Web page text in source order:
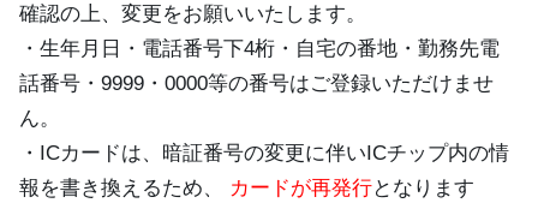
確認の上、変更をお願いいたします。
・生年月日・電話番号下4桁・自宅の番地・勤務先電
話番号・9999・0000等の番号はご登録いただけませ
ん。
・ICカードは、暗証番号の変更に伴いICチップ内の情
報を書き換えるため、
カードが再発行となります